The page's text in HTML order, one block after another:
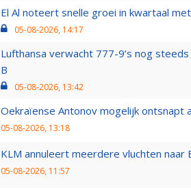
El Al noteert snelle groei in kwartaal
05-08-2026, 14:17
Lufthansa verwacht 777-9’s nog
B
05-08-2026, 13:42
Oekraïense Antonov mogelijk ontsnapt
05-08-2026, 13:18
KLM annuleert meerdere vluchten naar
05-08-2026, 11:57